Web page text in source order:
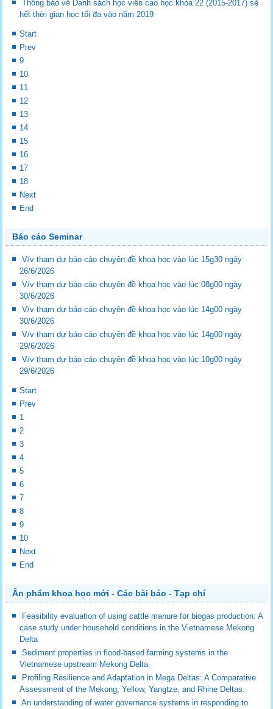
Thông báo về Danh sách học viên cao học khóa 22 (2015-2017) sẽ
hết thời gian học tối đa vào năm 2019
Start
Prev
9
10
11
12
13
14
15
16
17
18
Next
End
Báo cáo Seminar
V/v tham dự báo cáo chuyên đề khoa học vào lúc 15g30 ngày
26/6/2026
V/v tham dự báo cáo chuyên đề khoa học vào lúc 08g00 ngày
30/6/2026
V/v tham dự báo cáo chuyên đề khoa học vào lúc 14g00 ngày
30/6/2026
V/v tham dự báo cáo chuyên đề khoa học vào lúc 14g00 ngày
29/6/2026
V/v tham dự báo cáo chuyên đề khoa học vào lúc 10g00 ngày
29/6/2026
Start
Prev
1
2
3
4
5
6
7
8
9
10
Next
End
Ấn phẩm khoa học mới - Các bài báo - Tạp chí
Feasibility evaluation of using cattle manure for biogas production: A
case study under household conditions in the Vietnamese Mekong
Delta
Sediment properties in flood-based farming systems in the
Vietnamese upstream Mekong Delta
Profiling Resilience and Adaptation in Mega Deltas: A Comparative
Assessment of the Mekong, Yellow, Yangtze, and Rhine Deltas.
An understanding of water governance systems in responding to